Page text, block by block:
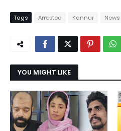
Tags Arrested Kannur News
YOU MIGHT LIKE